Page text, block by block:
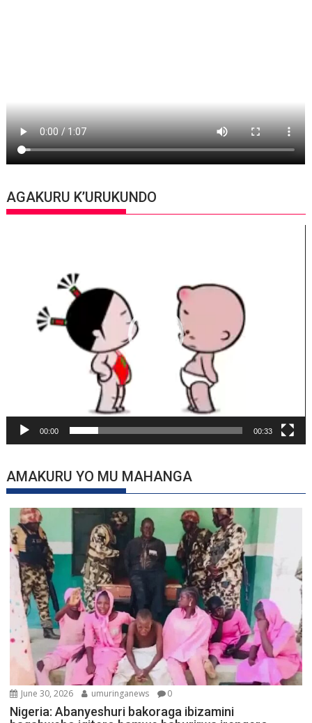
AGAKURU K’URUKUNDO
00:00 00:33
AMAKURU YO MU MAHANGA
June 30, 2026 umuringanews 0
Nigeria: Abanyeshuri bakoraga ibizamini